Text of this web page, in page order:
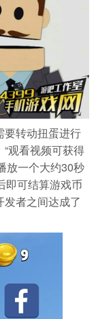
要转动扭蛋进行
观看视频可获得
放一个大约30秒
即可结算游戏币
者之间达成了